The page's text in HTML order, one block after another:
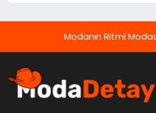
Modanın Ritmi